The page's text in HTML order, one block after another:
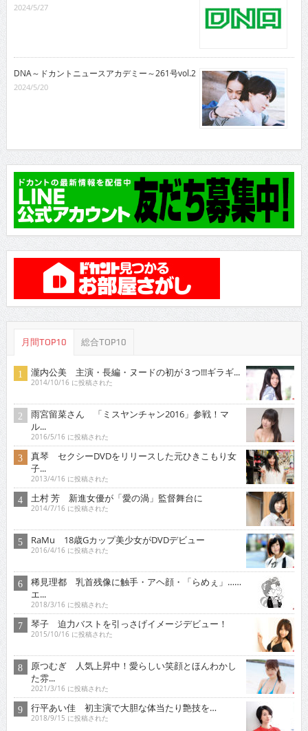
2024/5/27
DNA～ドカントニュースアカデミー～261号vol.2
2024/5/20
月間TOP10 総合TOP10
瀧内公美 主演・長編・ヌードの初が３つ!!!ギラギ...
2014/10/16 に投稿された
雨宮留菜さん 「ミスヤンチャン2016」参戦！マ
ル...
2016/5/16 に投稿された
真琴 セクシーDVDをリリースした元ひきこもり女
子...
2013/4/16 に投稿された
土村 芳 新進女優が「愛の渦」監督舞台に
2014/7/16 に投稿された
RaMu 18歳Gカップ美少女がDVDデビュー
2016/4/16 に投稿された
稀見理都 乳首残像に触手・アヘ顔・「らめぇ」……
エ...
2018/3/16 に投稿された
琴子 迫力バストを引っさげイメージデビュー！
2015/10/16 に投稿された
原つむぎ 人気上昇中！愛らしい笑顔とほんわかし
た雰...
2021/3/16 に投稿された
行平あい佳 初主演で大胆な体当たり艶技を…
2018/9/15 に投稿された